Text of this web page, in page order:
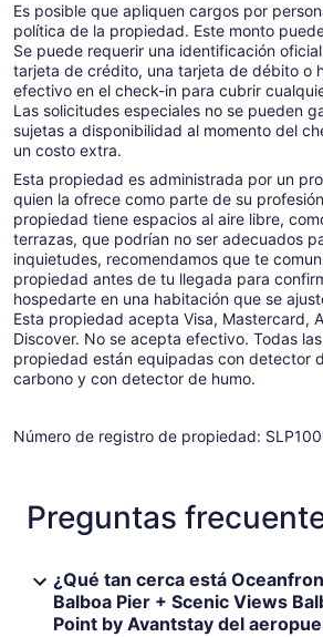
Es posible que apliquen cargos por
política de la propiedad. Este monto
Se puede requerir una identificación
tarjeta de crédito, una tarjeta de débito o
efectivo en el check-in para cubrir
Las solicitudes especiales no se pueden
sujetas a disponibilidad al momento del
un costo extra.
Esta propiedad es administrada por un
quien la ofrece como parte de su
propiedad tiene espacios al aire libre,
terrazas, que podrían no ser adecuados
inquietudes, recomendamos que te
propiedad antes de tu llegada para
hospedarte en una habitación que se
Esta propiedad acepta Visa, Mastercard,
Discover. No se acepta efectivo. Todas
propiedad están equipadas con detector
carbono y con detector de humo.
Número de registro de propiedad:
Preguntas
¿Qué tan cerca está
Balboa Pier + Scenic Views
Point by Avantstay del